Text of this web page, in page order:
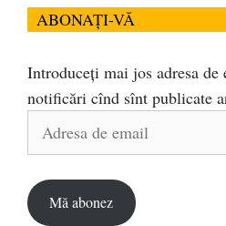
ABONAȚI-VĂ
Introduceți mai jos adresa
notificări cînd sînt publicate
Mă abonez